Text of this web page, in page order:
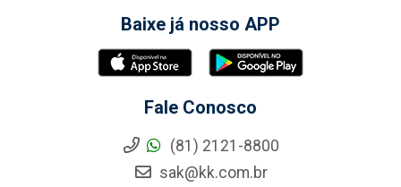
Baixe já nosso APP
Fale Conosco
(81) 2121-8800
sak@kk.com.br